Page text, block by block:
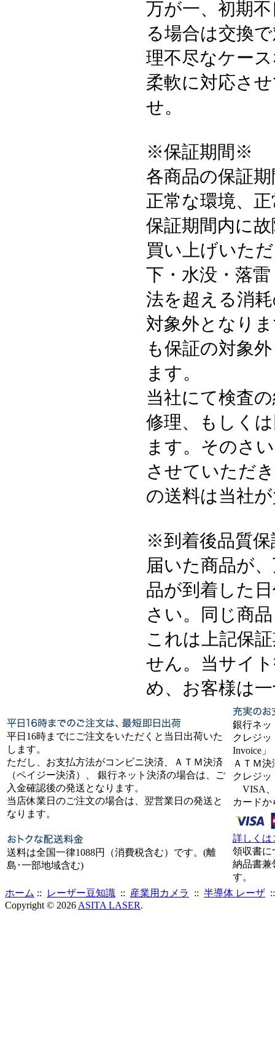
万が一、初期
る場合は交換
理不尽なケー
柔軟に対応さ
せ。
※保証期間※
各商品の保証
正常な環境、
保証期間内に
買い上げいた
下・水没・落
法を超える消
対象外となり
も保証の対象
ます。
当社にて検査
修理、もしく
ます。そのさ
させていただ
の送料は当社
※到着後品質
届いた商品が
品が到着した
さい。同じ商
これは上記保
せん。当サイ
め、お客様は
平日16時までにご注文をいただくと当日出荷いた
します。
ただし、お支払方法がコンビニ決済、ＡＴＭ決済
（ペイジー決済）、 銀行ネット決済の場合は、ご
入金確認後の発送となります。
当店休業日のご注文の場合は、翌営業日の発送と
なります。
送料は全国一律1088円（消費税含む）です。(離
島･一部地域含む)
銀行ネッ
クレジッ
Invoice」
ＡＴＭ
クレジッ
VISA、
カード
詳しくは
領収書に
納品書兼
す。
ホーム :: レーザー豆知識 :: 産業用カメラ :: 半導体 レーザ
Copyright © 2026 ASITA LASER.